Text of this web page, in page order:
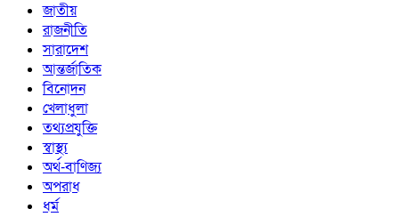
জাতীয়
রাজনীতি
সারাদেশ
আন্তর্জাতিক
বিনোদন
খেলাধুলা
তথ্যপ্রযুক্তি
স্বাস্থ্য
অর্থ-বাণিজ্য
অপরাধ
ধর্ম